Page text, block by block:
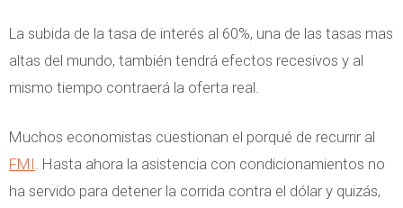
La subida de la tasa de interés al 60%, una de las tasas mas
altas del mundo, también tendrá efectos recesivos y al
mismo tiempo contraerá la oferta real.
Muchos economistas cuestionan el porqué de recurrir al
FMI. Hasta ahora la asistencia con condicionamientos no
ha servido para detener la corrida contra el dólar y quizás,